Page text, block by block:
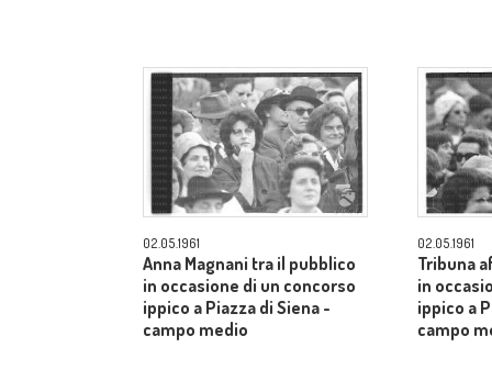
02.05.1961
Anna Magnani tra il pubblico
in occasione di un concorso
ippico a Piazza di Siena -
campo medio
02.05.1961
Tribuna
in
ippico a
campo